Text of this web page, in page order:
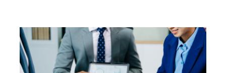
y
cómo
hacer
crecer